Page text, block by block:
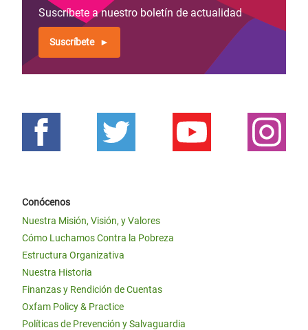
Suscríbete a nuestro boletín de actualidad
Suscríbete
Conócenos
Nuestra Misión, Visión, y Valores
Cómo Luchamos Contra la Pobreza
Estructura Organizativa
Nuestra Historia
Finanzas y Rendición de Cuentas
Oxfam Policy & Practice
Políticas de Prevención y Salvaguardia